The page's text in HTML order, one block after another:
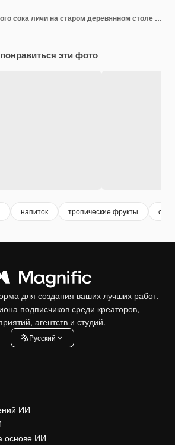
Стакан холодного сока личи на старом деревянном столе в деревенском стиле
эти фото
напиток тропические фрукты сок
для создания ваших лучших работ.
подписчиков среди креаторов,
агентств и студий.
Pусский
ИИ
основе ИИ